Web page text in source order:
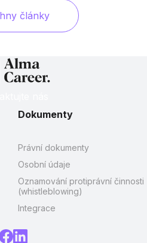
články
Dokumenty
Právní dokumenty
Osobní údaje
Oznamování protiprávní činnosti
(whistleblowing)
Integrace